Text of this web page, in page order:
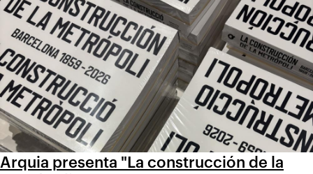
Arquia presenta "La construcción de la